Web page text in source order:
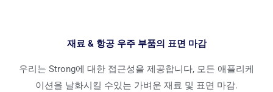
재료 & 항공 우주 부품의 표면 마감
우리는 Strong에 대한 접근성을 제공합니다, 모든 애플리케
이션을 날화시킬 수있는 가벼운 재료 및 표면 마감.